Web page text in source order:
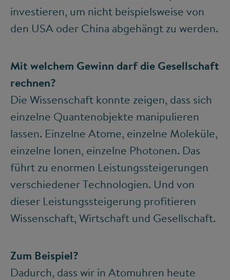
investieren, um nicht beispielsweise von
den USA oder China abgehängt zu werden.
Mit welchem Gewinn darf die Gesellschaft
rechnen?
Die Wissenschaft konnte zeigen, dass sich
einzelne Quantenobjekte manipulieren
lassen. Einzelne Atome, einzelne Moleküle,
einzelne Ionen, einzelne Photonen. Das
führt zu enormen Leistungssteigerungen
verschiedener Technologien. Und von
dieser Leistungssteigerung profitieren
Wissenschaft, Wirtschaft und Gesellschaft.
Zum Beispiel?
Dadurch, dass wir in Atomuhren heute